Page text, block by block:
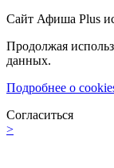
Сайт Афиша Plus
Продолжая
данных.
Подробнее о
Согласиться
>